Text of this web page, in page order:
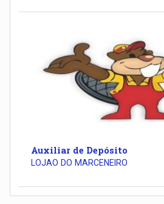
Auxiliar de Depósito
LOJAO DO MARCENEIRO